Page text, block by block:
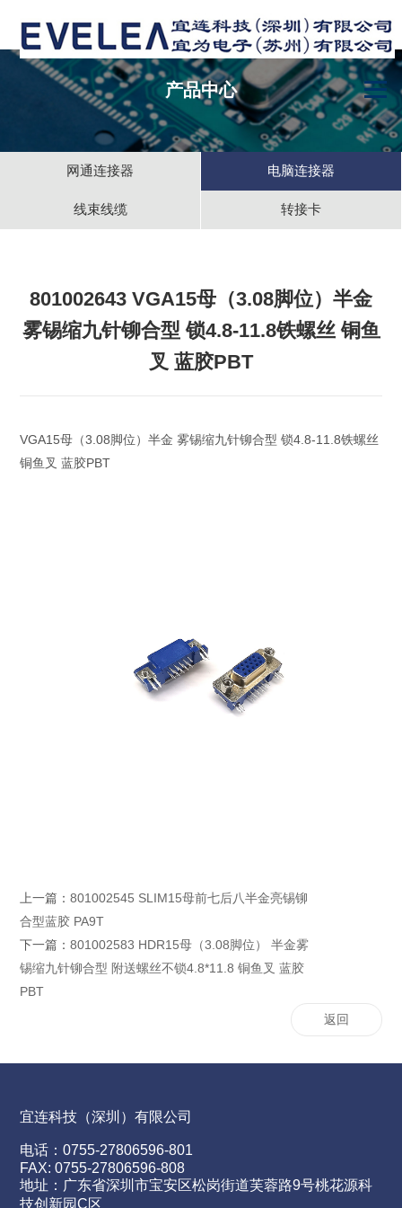
产品中心
网通连接器 电脑连接器
线束线缆 转接卡
801002643 VGA15母（3.08脚位）半金
雾锡缩九针铆合型 锁4.8-11.8铁螺丝 铜鱼
叉 蓝胶PBT
VGA15母（3.08脚位）半金 雾锡缩九针铆合型 锁4.8-11.8铁螺丝
铜鱼叉 蓝胶PBT
上一篇：801002545 SLIM15母前七后八半金亮锡铆
合型蓝胶 PA9T
下一篇：801002583 HDR15母（3.08脚位） 半金雾
锡缩九针铆合型 附送螺丝不锁4.8*11.8 铜鱼叉 蓝胶
PBT
返回
宜连科技（深圳）有限公司
电话：0755-27806596-801
FAX: 0755-27806596-808
地址：广东省深圳市宝安区松岗街道芙蓉路9号桃花源科
技创新园C区